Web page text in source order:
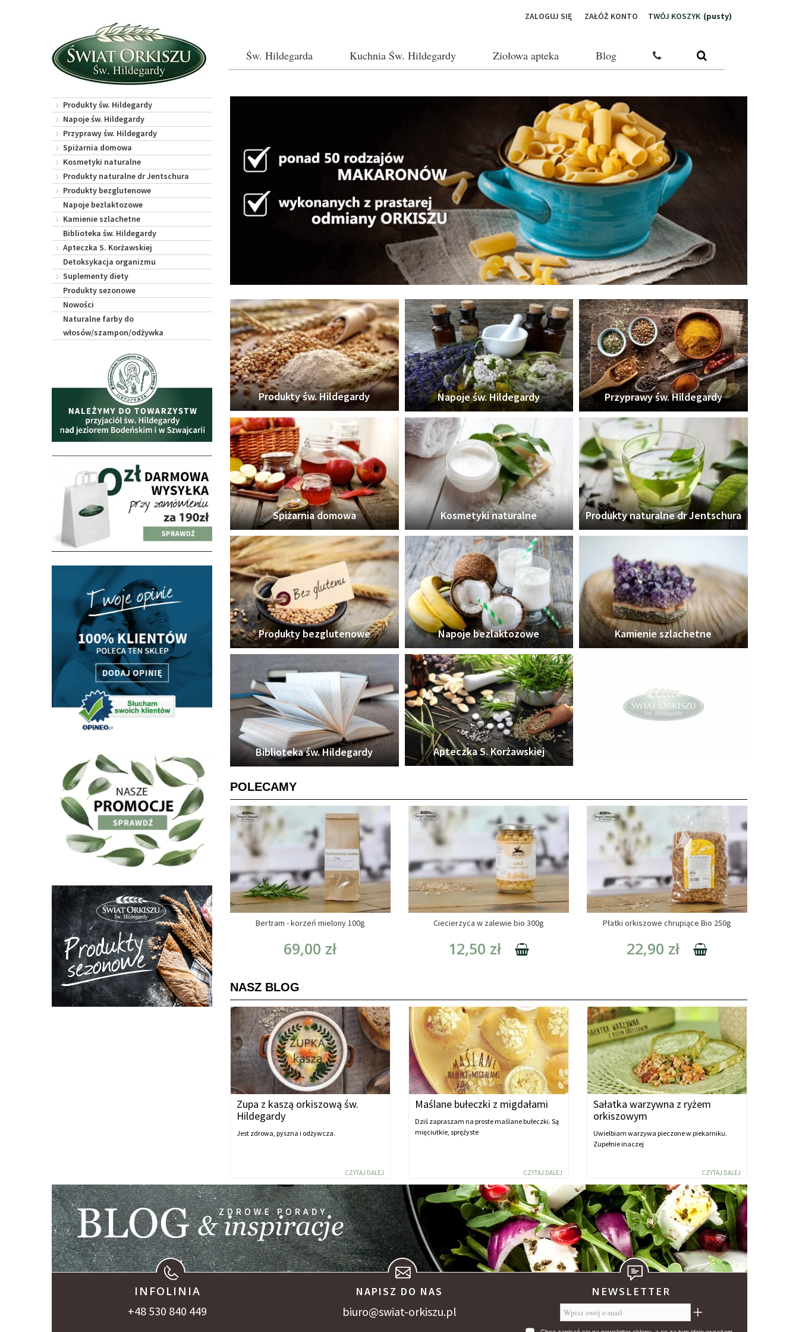
TWÓJ KOSZYK (pusty)
ZALOGUJ SIĘ ZAŁÓŻ KONTO
Św. Hildegarda Kuchnia Św. Hildegardy Ziołowa apteka Blog
Produkty św. Hildegardy
Napoje św. Hildegardy
Przyprawy św. Hildegardy
Spiżarnia domowa
Kosmetyki naturalne
Produkty naturalne dr Jentschura
Produkty bezglutenowe
Napoje bezlaktozowe
Kamienie szlachetne
Biblioteka św. Hildegardy
Apteczka S. Korżawskiej
Detoksykacja organizmu
Suplementy diety
Produkty sezonowe
Nowości
Naturalne farby do
włosów/szampon/odżywka
Produkty św. Hildegardy Napoje św. Hildegardy Przyprawy św. Hildegardy
Spiżarnia domowa Kosmetyki naturalne Produkty naturalne dr Jentschura
Produkty bezglutenowe Napoje bezlaktozowe Kamienie szlachetne
Biblioteka św. Hildegardy Apteczka S. Korżawskiej
POLECAMY
Bertram - korzeń mielony 100g
69,00 zł
Ciecierzyca w zalewie bio 300g
12,50 zł
Płatki orkiszowe chrupiące Bio 250g
22,90 zł
NASZ BLOG
Zupa z kaszą orkiszową św.
Hildegardy
Jest zdrowa, pyszna i odżywcza.
CZYTAJ DALEJ
Maślane bułeczki z migdałami
Dziś zapraszam na proste maślane bułeczki. Są
mięciutkie, sprężyste
CZYTAJ DALEJ
Sałatka warzywna z ryżem
orkiszowym
Uwielbiam warzywa pieczone w piekarniku.
Zupełnie inaczej
CZYTAJ DALEJ
INFOLINIA
+48 530 840 449
NAPISZ DO NAS
biuro@swiat-orkiszu.pl
NEWSLETTER